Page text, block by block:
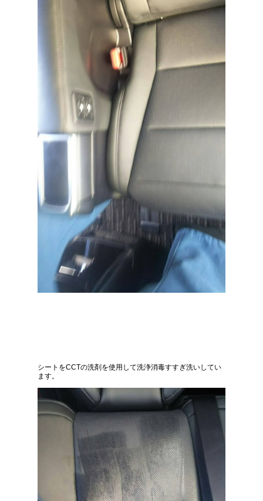
シートをCCTの洗剤を使用して洗浄消毒すすぎ洗いしてい
ます。